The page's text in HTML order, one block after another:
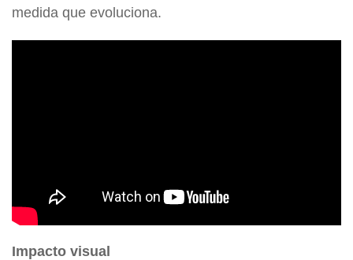
medida que evoluciona.
Impacto visual